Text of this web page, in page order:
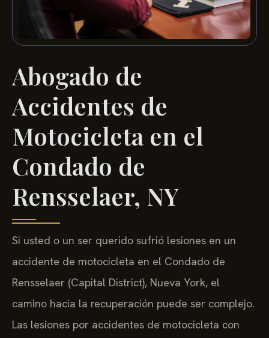
Abogado de
Accidentes de
Motocicleta en el
Condado de
Rensselaer, NY
Si usted o un ser querido sufrió lesiones en un
accidente de motocicleta en el Condado de
Rensselaer (Capital District), Nueva York, el
camino hacia la recuperación puede ser complejo.
Las lesiones por accidentes de motocicleta con